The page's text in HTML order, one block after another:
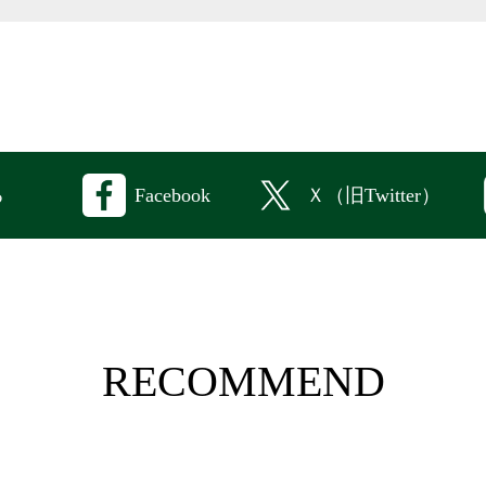
Facebook Ｘ（旧Twitter）
RECOMMEND